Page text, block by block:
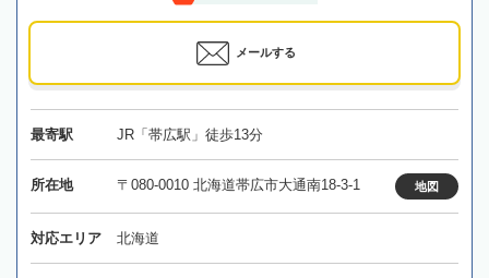
メールする
最寄駅 JR「帯広駅」徒歩13分
所在地 〒080-0010 北海道帯広市大通南18-3-1 地図
対応エリア 北海道